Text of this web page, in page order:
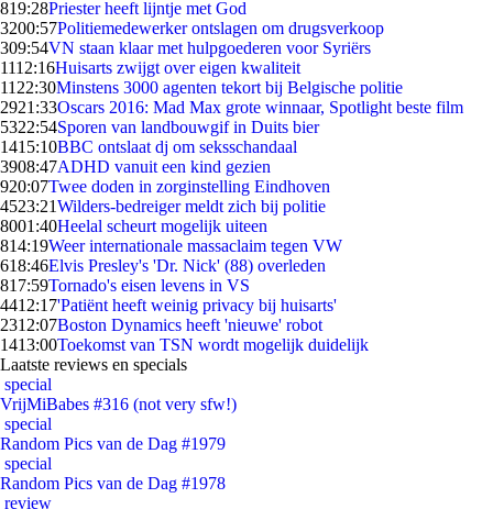
819:28Priester heeft lijntje met God
3200:57Politiemedewerker ontslagen om drugsverkoop
309:54VN staan klaar met hulpgoederen voor Syriërs
1112:16Huisarts zwijgt over eigen kwaliteit
11 22:30Minstens 3000 agenten tekort bij Belgische politie
2921:33Oscars 2016: Mad Max grote winnaar, Spotlight beste film
5322:54Sporen van landbouwgif in Duits bier
1415:10BBC ontslaat dj om seksschandaal
3908:47ADHD vanuit een kind gezien
920:07Twee doden in zorginstelling Eindhoven
4523:21Wilders-bedreiger meldt zich bij politie
8001:40Heelal scheurt mogelijk uiteen
814:19Weer internationale massaclaim tegen VW
618:46Elvis Presley's 'Dr. Nick' (88) overleden
817:59Tornado's eisen levens in VS
4412:17'Patiënt heeft weinig privacy bij huisarts'
2312:07Boston Dynamics heeft 'nieuwe' robot
1413:00Toekomst van TSN wordt mogelijk duidelijk
Laatste reviews en specials
special
VrijMiBabes #316 (not very sfw!)
special
Random Pics van de Dag #1979
special
Random Pics van de Dag #1978
review